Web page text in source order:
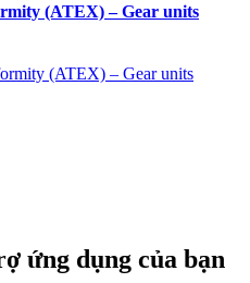
(ATEX) – Gear units
ứng dụng của bạn